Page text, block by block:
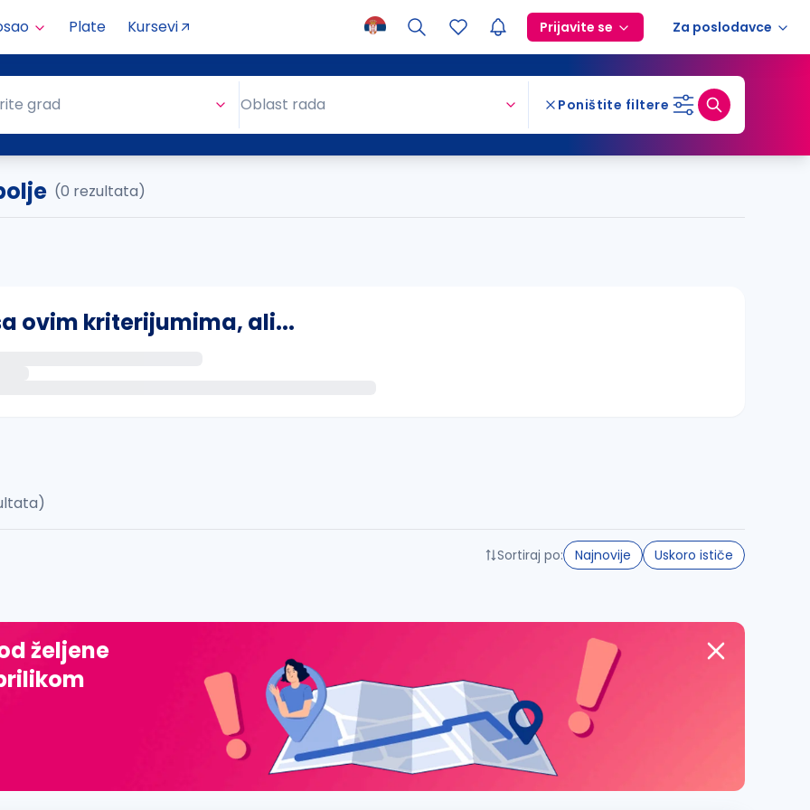
Plate Kursevi Prijavite se Za poslodavce
grad Oblast rada Poništite filtere
(0 rezultata)
ovim kriterijumima, ali...
đ, ž, dž)
Sortiraj po: Najnovije Uskoro ističe
željene